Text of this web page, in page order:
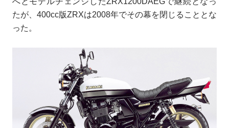
たが、400cc版ZRXは2008年でその幕を閉じることとな
った。